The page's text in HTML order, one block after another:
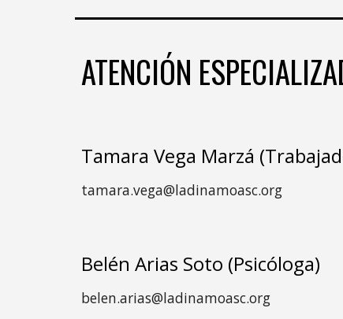
ATENCIÓN
Tamara Vega Marzá
tamara.vega@ladinamoasc.org
Belén Arias Soto (Psicóloga)
belen.arias@ladinamoasc.org